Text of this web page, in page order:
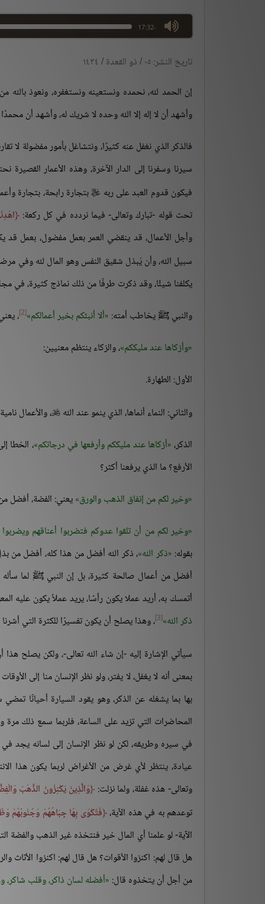
-17:32
max volume
تاريخ النشر: ٠٥ / ذو القعدة / ١٤٣٤
إن الحمد لله، نحمده ونستعينه ونستغفره، ونعوذ
وأشهد أن لا إله إلا الله وحده لا شريك له، وأشهد أن
فالذكر الذي نغفل عنه كثيرًا، ونتشاغل بأمور مفضولة لا
سيرنا وسفرنا إلى الدار الآخرة، وهذه الأعمار
فيكون قدوم العبد على ربه بتجارة رابحة، بتجارة
تحت قوله -تبارك وتعالى- فيما نردده في كل ركعة:
وأجل الأعمال، قد ينقضي العمر بعمل مفضول، بعمل
سبيل الله، وأن يُبذل شقيق النفس وهو المال لله وفي
يكلفنا شيئًا، وقد ذكرت طرفًا من ذلك نماذج كثيرة، في
والنبي ﷺ يخاطب أمته: ألا أنبئكم بخير أعمالكم [2] ،
وأزكاها عند مليككم ، والزكاء ينتظم معنيين:
الأول: الطهارة.
والثاني: النماء أنماها، الذي ينمو عند الله ، والأعمال
الذكر، أزكاها عند مليككم وأرفعها في درجاتكم ، الخطا
الأرفع؟ ما الذي يرفعنا أكثر؟
وخير لكم من إنفاق الذهب والورق يعني: الفضة، أفضل
وخير لكم من أن تلقوا عدوكم فتضربوا أعناقهم ويضربوا
بقوله: ذكر الله ، ذكر الله أفضل من هذا كله، أفضل من
أفضل من أعمال صالحة كثيرة، بل إن النبي ﷺ لما
أتمسك به، أريد عملا يكون رأسًا، يريد عملاً يكون عليه
ذكر الله [3] ، وهذا يصلح أن يكون تفسيرًا للكثرة التي أشرنا
سيأتي الإشارة إليه -إن شاء الله تعالى-، ولكن يصلح
بمعنى أنه لا يغفل، لا يفتر، ولو نظر الإنسان منا إلى
بها بما يشغله عن الذكر، وهو يقود السيارة أحيانًا
المحاضرات التي تزيد على الساعة، فلربما سمع ذلك
في سيره وطريقه، لكن لو نظر الإنسان إلى لسانه يجد
عيادة، ينتظر لأي غرض من الأغراض لربما يكون هذا
وتعالى- هذه غفلة، ولما نزلت: وَالَّذِينَ يَكْنِزُونَ الذَّهَبَ
توعدهم به في هذه الآية، فَتُكْوَى بِهَا جِبَاهُهُمْ وَجُنُوبُهُمْ
الآية- لو علمنا أي المال خير فنتخذه غير الذهب والفضة
هل قال لهم: اكنزوا الأقوات؟ هل قال لهم: اكنزوا الأثاث
من أجل أن يتخذوه قال: أفضله لسان ذاكر، وقلب شاكر،